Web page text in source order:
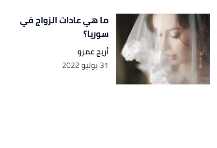
ما هي عادات الزواج في
سوريا؟
أريج عمرو
31 يوليو 2022